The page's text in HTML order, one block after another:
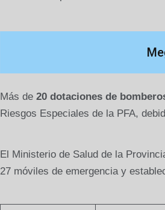
Más de 20 dotaciones de
Riesgos Especiales de la PFA,
El Ministerio de Salud de la
27 móviles de emergencia y